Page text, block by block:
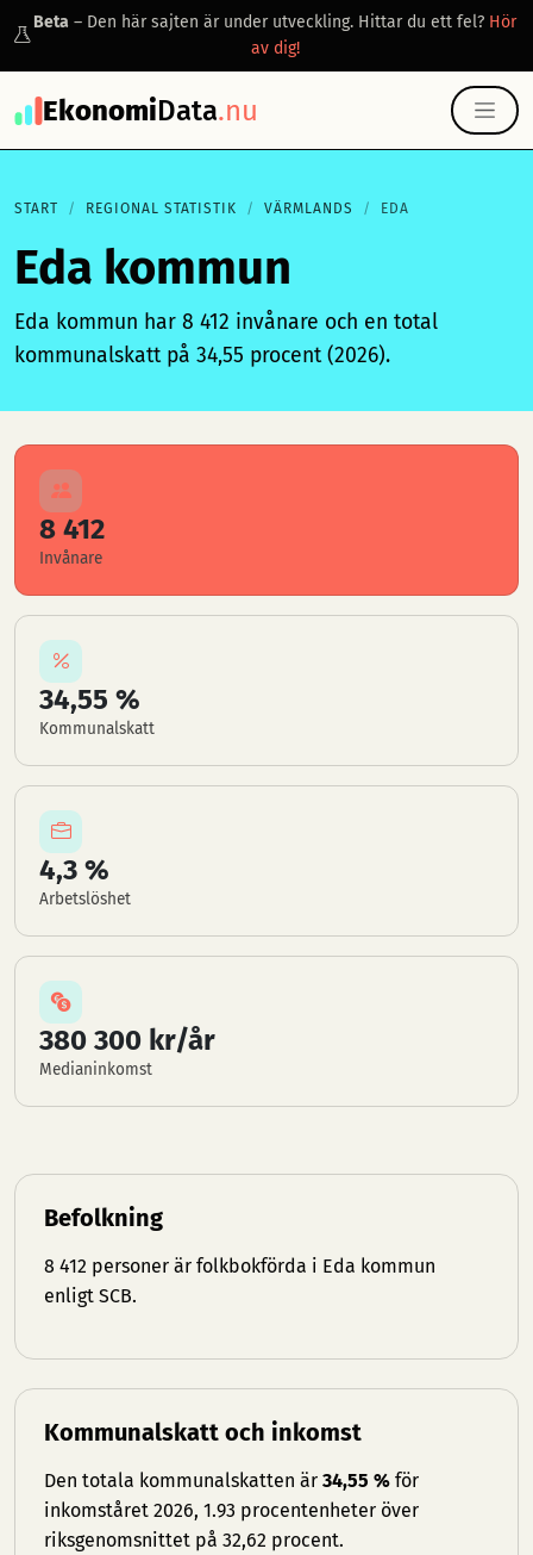
Beta – Den här sajten är under utveckling. Hittar du ett fel? Hör
av dig!
EkonomiData.nu
START REGIONAL STATISTIK VÄRMLANDS EDA
Eda kommun
Eda kommun har 8 412 invånare och en total
kommunalskatt på 34,55 procent (2026).
8 412
Invånare
34,55 %
Kommunalskatt
4,3 %
Arbetslöshet
380 300 kr/år
Medianinkomst
Befolkning
8 412 personer är folkbokförda i Eda kommun
enligt SCB.
Kommunalskatt och inkomst
Den totala kommunalskatten är 34,55 % för
inkomståret 2026, 1.93 procentenheter över
riksgenomsnittet på 32,62 procent.